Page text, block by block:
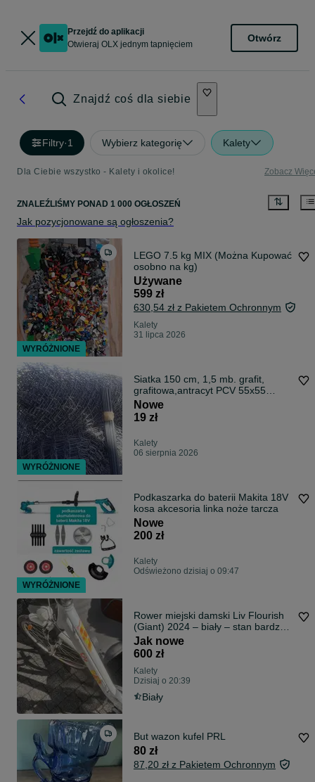
Przejdź do aplikacji
Otwieraj OLX jednym tapnięciem
Otwórz
Znajdź coś dla siebie
Filtry·1 Wybierz kategorię Kalety
Dla Ciebie wszystko - Kalety i okolice! Zobacz
ZNALEŹLIŚMY PONAD 1 000 OGŁOSZEŃ
Jak pozycjonowane są ogłoszenia?
LEGO 7.5 kg MIX (Można Kupować
osobno na kg)
Używane
599 zł
630,54 zł z Pakietem Ochronnym
Kalety
31 lipca 2026
Siatka 150 cm, 1,5 mb. grafit,
grafitowa,antracyt PCV 55x55
powlekana
Nowe
19 zł
Kalety
06 sierpnia 2026
Podkaszarka do baterii Makita 18V
kosa akcesoria linka noże tarcza
Nowe
200 zł
Kalety
Odświeżono dzisiaj o 09:47
Rower miejski damski Liv Flourish
(Giant) 2024 – biały – stan bardzo
dobry
Jak nowe
600 zł
Kalety
Dzisiaj o 20:39
Biały
But wazon kufel PRL
80 zł
87,20 zł z Pakietem Ochronnym
WYRÓŻNIONE
WYRÓŻNIONE
WYRÓŻNIONE